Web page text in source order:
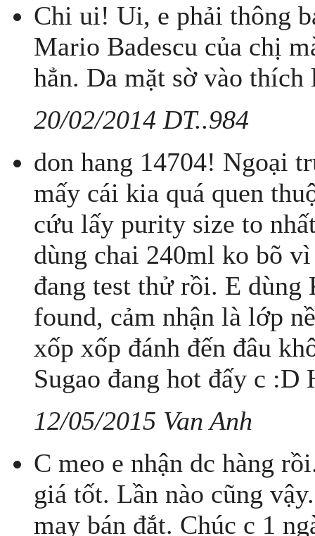
Chi ui! Ui, e phải thông
Mario Badescu của chị
hẳn. Da mặt sờ vào
20/02/2014 DT..984
don hang 14704! Ngoại
mấy cái kia quá quen
cứu lấy purity size to
dùng chai 240ml ko bõ
đang test thử rồi. E
found, cảm nhận là lớp
xốp xốp đánh đến đâu
Sugao đang hot đấy c :D
12/05/2015 Van Anh
C meo e nhận dc hàng
giá tốt. Lần nào cũng
may bán đắt. Chúc c 1